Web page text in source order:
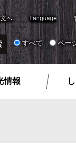
へ Language
すべて ペー
情報